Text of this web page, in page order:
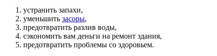
устранить запахи,
уменьшить засоры,
предотвратить разлив воды,
сэкономить вам деньги на ремонт здания,
предотвратить проблемы со здоровьем.